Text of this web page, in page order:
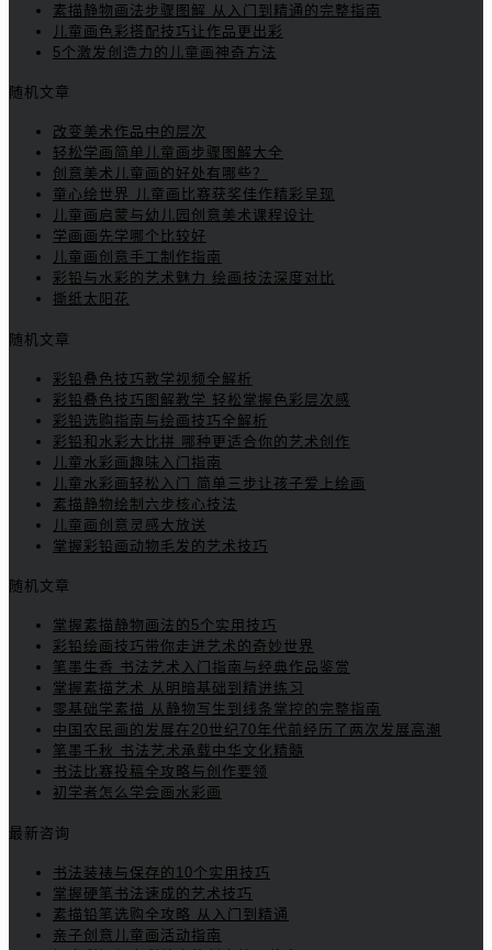
素描静物画法步骤图解 从入门到精通的完整指南
儿童画色彩搭配技巧让作品更出彩
5个激发创造力的儿童画神奇方法
随机文章
改变美术作品中的层次
轻松学画简单儿童画步骤图解大全
创意美术儿童画的好处有哪些？
童心绘世界 儿童画比赛获奖佳作精彩呈现
儿童画启蒙与幼儿园创意美术课程设计
学画画先学哪个比较好
儿童画创意手工制作指南
彩铅与水彩的艺术魅力 绘画技法深度对比
撕纸太阳花
随机文章
彩铅叠色技巧教学视频全解析
彩铅叠色技巧图解教学 轻松掌握色彩层次感
彩铅选购指南与绘画技巧全解析
彩铅和水彩大比拼 哪种更适合你的艺术创作
儿童水彩画趣味入门指南
儿童水彩画轻松入门 简单三步让孩子爱上绘画
素描静物绘制六步核心技法
儿童画创意灵感大放送
掌握彩铅画动物毛发的艺术技巧
随机文章
掌握素描静物画法的5个实用技巧
彩铅绘画技巧带你走进艺术的奇妙世界
笔墨生香 书法艺术入门指南与经典作品鉴赏
掌握素描艺术 从明暗基础到精进练习
零基础学素描 从静物写生到线条掌控的完整指南
中国农民画的发展在20世纪70年代前经历了两次发展高潮
笔墨千秋 书法艺术承载中华文化精髓
书法比赛投稿全攻略与创作要领
初学者怎么学会画水彩画
最新咨询
书法装裱与保存的10个实用技巧
掌握硬笔书法速成的艺术技巧
素描铅笔选购全攻略 从入门到精通
亲子创意儿童画活动指南